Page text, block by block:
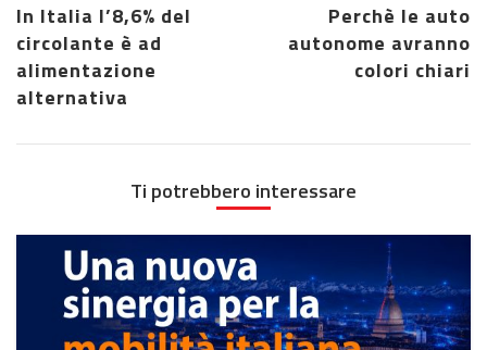
In Italia l’8,6% del
circolante è ad
alimentazione
alternativa
Perchè le auto
autonome avranno
colori chiari
Ti potrebbero interessare